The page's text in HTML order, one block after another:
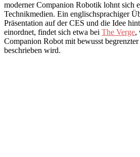
moderner Companion Robotik lohnt sich
Technikmedien. Ein englischsprachiger
Präsentation auf der CES und die Idee
einordnet, findet sich etwa bei The Verge,
Companion Robot mit bewusst
beschrieben wird.